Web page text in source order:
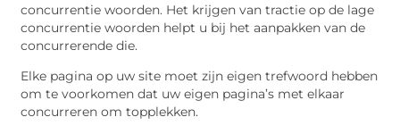
concurrentie woorden. Het krijgen van tractie op de lage
concurrentie woorden helpt u bij het aanpakken van de
concurrerende die.
Elke pagina op uw site moet zijn eigen trefwoord hebben
om te voorkomen dat uw eigen pagina’s met elkaar
concurreren om topplekken.